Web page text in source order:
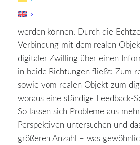
umfangreiche virtuelle Umgebung
wiederum einzelne Simulationen
werden können. Durch die
Verbindung mit dem realen
digitaler Zwilling über einen
in beide Richtungen fließt: Zum
sowie vom realen Objekt zum
woraus eine ständige Feedback-
So lassen sich Probleme aus
Perspektiven untersuchen und
größeren Anzahl – was